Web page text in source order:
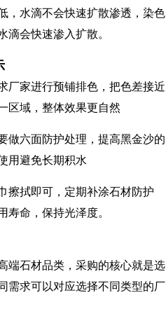
，水滴不会快速扩散渗透，染色
滴会快速渗入扩散。
厂家进行预铺排色，把色差接近
区域，整体效果更自然
做六面防护处理，提高黑金沙的
用避免长期积水
擦拭即可，定期补涂石材防护
寿命，保持光泽度。
端石材品类，采购的核心就是选
需求可以对应选择不同类型的厂